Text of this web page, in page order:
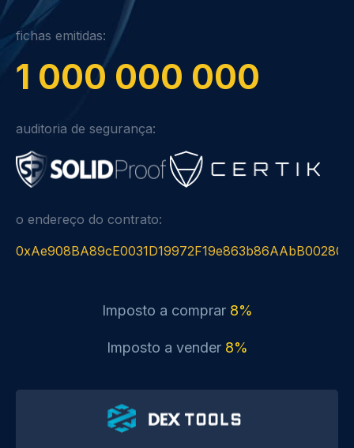
fichas emitidas:
1 000 000 000
auditoria de segurança:
o endereço do contrato:
0xAe908BA89cE0031D19972F19e863b86AAbB00280
Imposto a comprar8%
Imposto a vender8%